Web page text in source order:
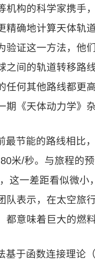
机构的科学家携手
精确地计算天体轨
验证这一方法，他
之间的轨道转移路
任何其他路线都更
期《天体动力学》杂
最节能的路线相比
米/秒。与旅程的
这一差距看似微小
队表示，在太空旅
都意味着巨大的燃料
基于函数连接理论